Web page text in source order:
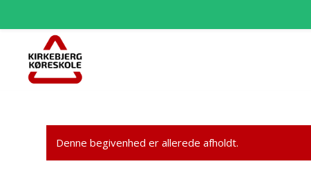
Denne begivenhed er allerede afholdt.